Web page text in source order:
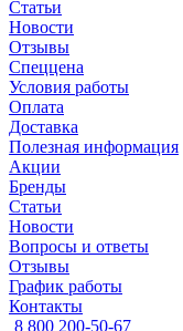
Статьи
Новости
Отзывы
Спеццена
Условия работы
Оплата
Доставка
Полезная информация
Акции
Бренды
Статьи
Новости
Вопросы и ответы
Отзывы
График работы
Контакты
8 800 200-50-67